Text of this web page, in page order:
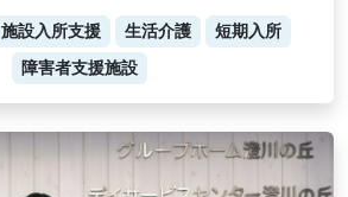
施設入所支援 生活介護
短期入所
障害者支援施設